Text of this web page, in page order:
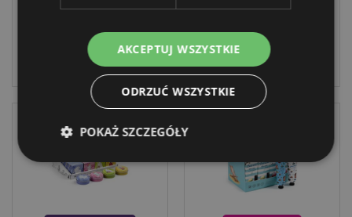
3696 w
ZALOGUJ
5056 w
ZALOGUJ
AKCEPTUJ WSZYSTKIE
ODRZUĆ WSZYSTKIE
POKAŻ SZCZEGÓŁY
Targetowanie